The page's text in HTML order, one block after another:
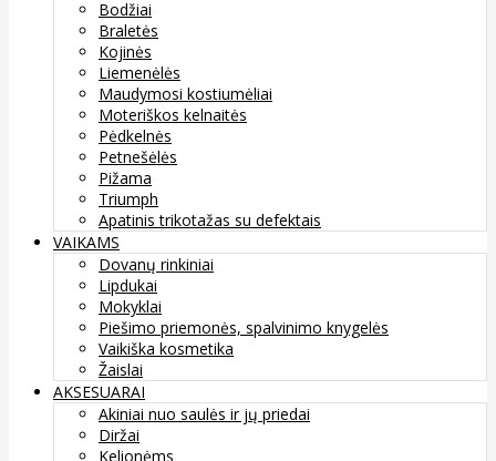
Bodžiai
Braletės
Kojinės
Liemenėlės
Maudymosi kostiumėliai
Moteriškos kelnaitės
Pėdkelnės
Petnešėlės
Pižama
Triumph
Apatinis trikotažas su defektais
VAIKAMS
Dovanų rinkiniai
Lipdukai
Mokyklai
Piešimo priemonės, spalvinimo knygelės
Vaikiška kosmetika
Žaislai
AKSESUARAI
Akiniai nuo saulės ir jų priedai
Diržai
Kelionėms